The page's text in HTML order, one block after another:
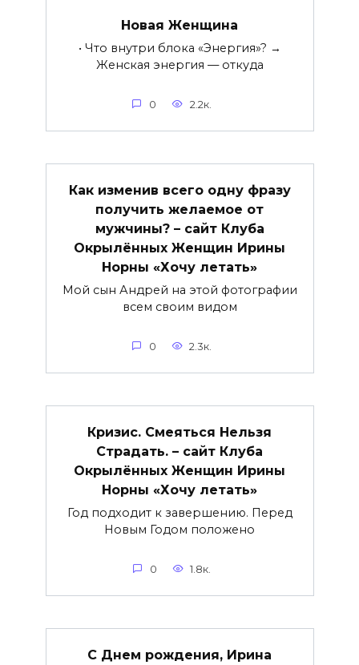
Новая Женщина
• Что внутри блока «Энергия»? →
Женская энергия — откуда
0 2.2к.
Как изменив всего одну фразу
получить желаемое от
мужчины? – сайт Клуба
Окрылённых Женщин Ирины
Норны «Хочу летать»
Мой сын Андрей на этой фотографии
всем своим видом
0 2.3к.
Кризис. Смеяться Нельзя
Страдать. – сайт Клуба
Окрылённых Женщин Ирины
Норны «Хочу летать»
Год подходит к завершению. Перед
Новым Годом положено
0 1.8к.
С Днем рождения, Ирина